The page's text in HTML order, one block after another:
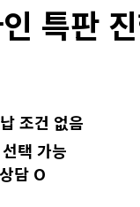
특판
조건 없음
택 가능
담 O